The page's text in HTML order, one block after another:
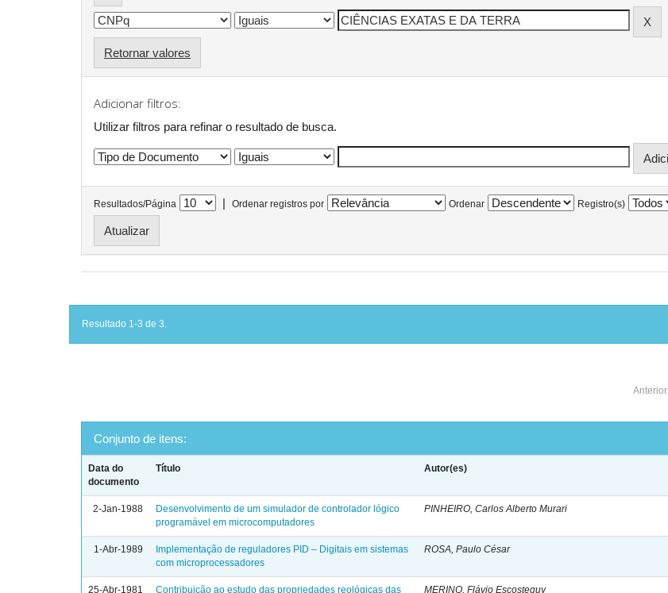
Retornar valores
Adicionar filtros:
Utilizar filtros para refinar o resultado de busca.
Resultados/Página | Ordenar registros por Ordenar Registro(s)
Resultado 1-3 de 3.
Anterior
Conjunto de itens:
Data do
documento
Título Autor(es)
2-Jan-1988
Desenvolvimento de um simulador de controlador lógico
programável em microcomputadores
PINHEIRO, Carlos Alberto Murari
1-Abr-1989
Implementação de reguladores PID – Digitais em sistemas
com microprocessadores
ROSA, Paulo César
25-Abr-1981 Contribuição ao estudo das propriedades reológicas das MERINO, Flávio Escosteguy